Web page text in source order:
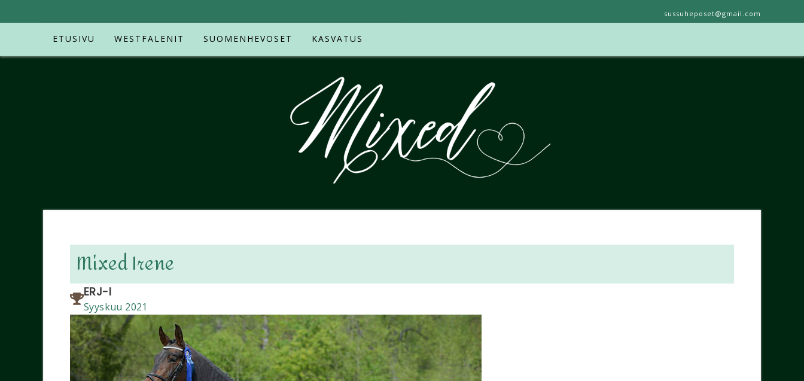
sussuheposet@gmail.com
ETUSIVU WESTFALENIT SUOMENHEVOSET KASVATUS
Mixed Irene
ERJ-I
Syyskuu 2021